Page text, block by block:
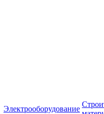
Электрооборудование